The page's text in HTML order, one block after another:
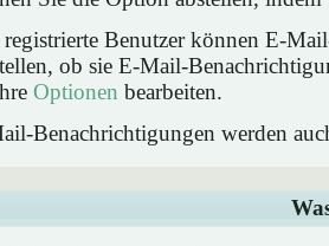
Benutzer können E-
ob sie E-Mail-
Optionen bearbeiten.
Benachrichtigungen werden